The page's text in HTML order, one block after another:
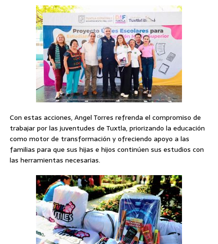
Con estas acciones, Angel Torres refrenda el compromiso de
trabajar por las juventudes de Tuxtla, priorizando la educación
como motor de transformación y ofreciendo apoyo a las
familias para que sus hijas e hijos continúen sus estudios con
las herramientas necesarias.